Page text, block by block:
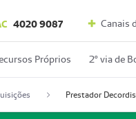
4020 9087 Canais
Próprios 2º via de